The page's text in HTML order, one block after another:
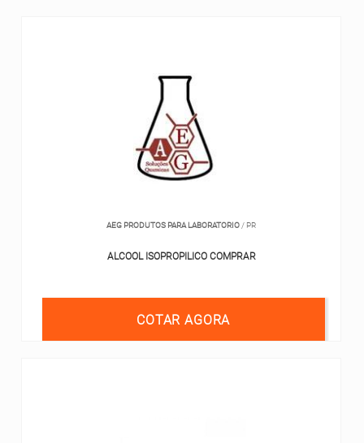
AEG PRODUTOS PARA LABORATORIO / PR
ALCOOL ISOPROPILICO COMPRAR
COTAR AGORA